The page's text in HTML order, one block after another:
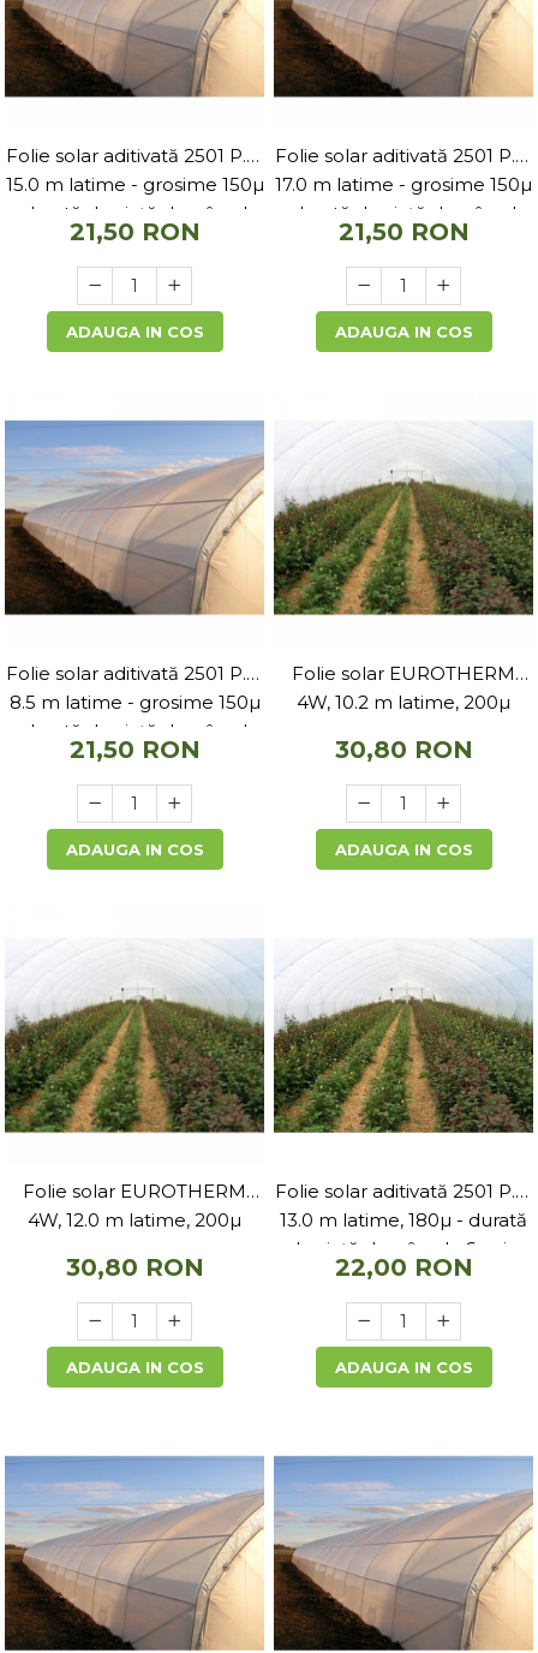
Folie solar aditivată 2501 P.K.
15.0 m latime - grosime 150µ
- durată de viață de pâna la
5 ani
21,50 RON
ADAUGA IN COS
Folie solar aditivată 2501 P.K.
17.0 m latime - grosime 150µ
- durată de viață de pâna la
5 ani
21,50 RON
ADAUGA IN COS
Folie solar aditivată 2501 P.K.
8.5 m latime - grosime 150µ
- durată de viață de pâna la
5 ani
21,50 RON
ADAUGA IN COS
Folie solar EUROTHERM
4W, 10.2 m latime, 200µ
30,80 RON
ADAUGA IN COS
Folie solar EUROTHERM
4W, 12.0 m latime, 200µ
30,80 RON
ADAUGA IN COS
Folie solar aditivată 2501 P.K.
13.0 m latime, 180µ - durată
de viață de pâna la 6 ani -
PLASTIKA KRITIS
22,00 RON
ADAUGA IN COS